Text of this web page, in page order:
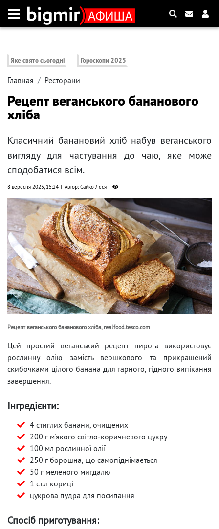
Яке свято сьогодні Гороскопи 2025
Главная Ресторани
Рецепт веганського бананового
хліба
Класичний банановий хліб набув веганського
вигляду для частування до чаю, яке може
сподобатися всім.
8 вересня 2025, 15:24 Автор: Сайко Леся
Рецепт веганського бананового хліба, realfood.tesco.com
Цей простий веганський рецепт пирога використовує
рослинну олію замість вершкового та прикрашений
скибочками цілого банана для гарного, гідного випікання
завершення.
Інгредієнти:
4 стиглих банани, очищених
200 г м'якого світло-коричневого цукру
100 мл рослинної олії
250 г борошна, що самопіднімається
50 г меленого мигдалю
1 ст.л кориці
цукрова пудра для посипання
Спосіб приготування: